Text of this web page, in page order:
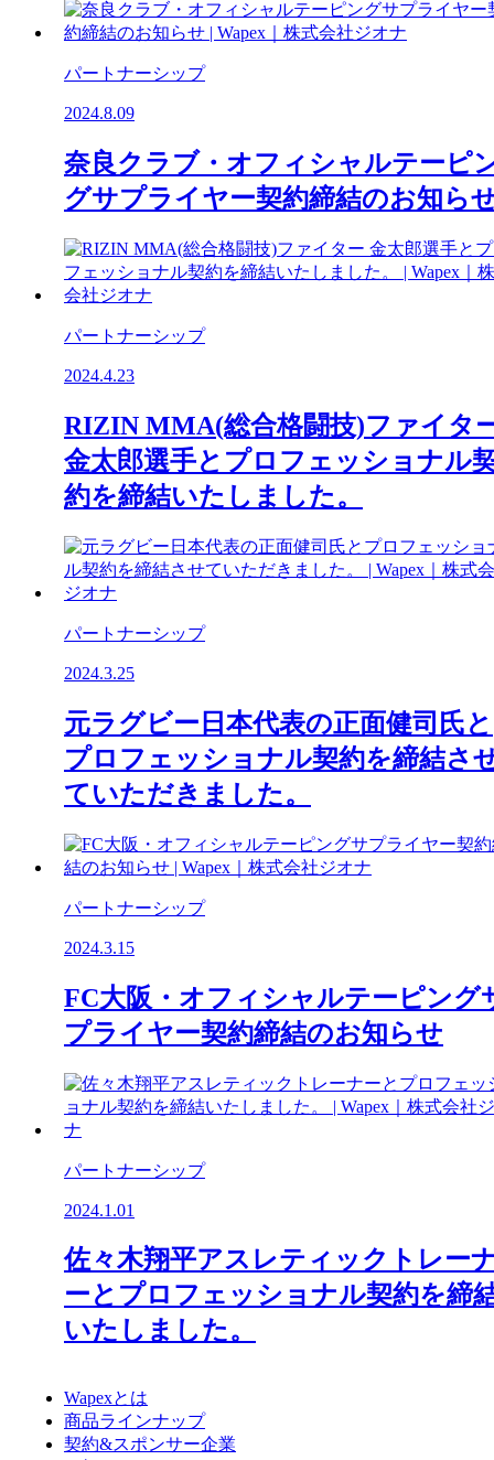
パートナーシップ
2024.8.09
奈良クラブ・オフィシャルテーピ
グサプライヤー契約締結のお知ら
パートナーシップ
2024.4.23
RIZIN MMA(総合格闘技)ファイタ
金太郎選手とプロフェッショナル
約を締結いたしました。
パートナーシップ
2024.3.25
元ラグビー日本代表の正面健司氏と
プロフェッショナル契約を締結さ
ていただきました。
パートナーシップ
2024.3.15
FC大阪・オフィシャルテーピング
プライヤー契約締結のお知らせ
パートナーシップ
2024.1.01
佐々木翔平アスレティックトレー
ーとプロフェッショナル契約を締
いたしました。
Wapexとは
商品ラインナップ
契約&スポンサー企業